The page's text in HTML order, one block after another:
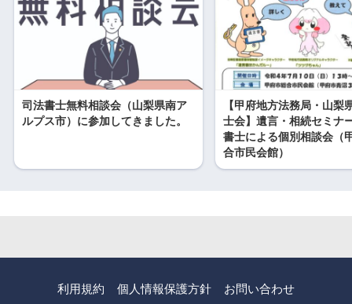
司法書士無料相談会（山梨県南ア
ルプス市）に参加してきました。
【甲府地方法務局・山梨
士会】遺言・相続セミナ
書士による個別相談会（
合市民会館）
利用規約 個人情報保護方針 お問い合わせ